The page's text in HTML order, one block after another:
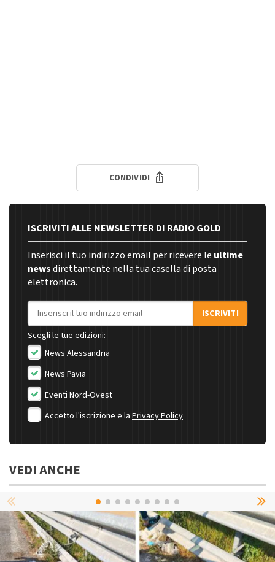
CONDIVIDI
ISCRIVITI ALLE NEWSLETTER DI RADIO GOLD
Inserisci il tuo indirizzo email per ricevere le ultime
newsdirettamente nella tua casella di posta
elettronica.
Indirizzo email
ISCRIVITI
Scegli le tue edizioni:
News Alessandria
News Pavia
Eventi Nord-Ovest
Accetto l'iscrizione e la Privacy Policy
VEDI ANCHE